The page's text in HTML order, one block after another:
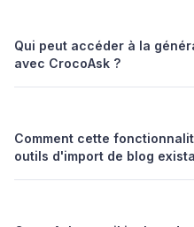
Qui peut accéder à la
avec CrocoAsk ?
Comment cette
outils d'import de blog